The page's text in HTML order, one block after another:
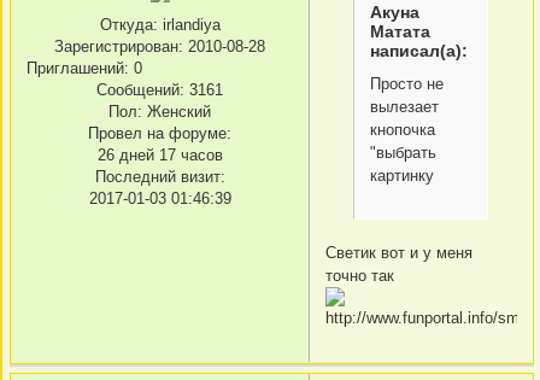
Откуда: irlandiya
Зарегистрирован: 2010-08-28
Приглашений: 0
Сообщений: 3161
Пол: Женский
Провел на форуме:
26 дней 17 часов
Последний визит:
2017-01-03 01:46:39
Акуна
Матата
написал(а):
Просто не
вылезает
кнопочка
"выбрать
картинку
Светик вот и у меня
точно так